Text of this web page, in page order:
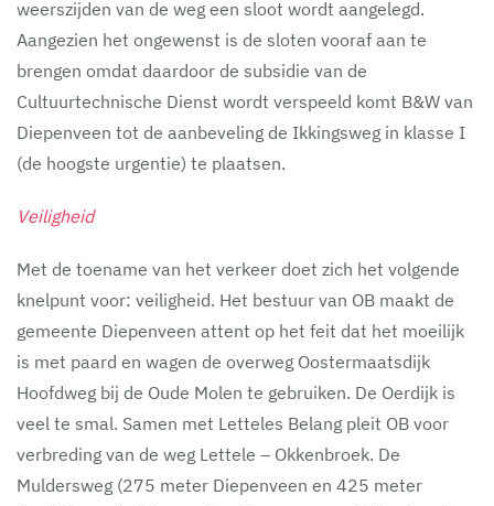
weerszijden van de weg een sloot wordt aangelegd.
Aangezien het ongewenst is de sloten vooraf aan te
brengen omdat daardoor de subsidie van de
Cultuurtechnische Dienst wordt verspeeld komt B&W van
Diepenveen tot de aanbeveling de Ikkingsweg in klasse I
(de hoogste urgentie) te plaatsen.
Veiligheid
Met de toename van het verkeer doet zich het volgende
knelpunt voor: veiligheid. Het bestuur van OB maakt de
gemeente Diepenveen attent op het feit dat het moeilijk
is met paard en wagen de overweg Oostermaatsdijk
Hoofdweg bij de Oude Molen te gebruiken. De Oerdijk is
veel te smal. Samen met Letteles Belang pleit OB voor
verbreding van de weg Lettele – Okkenbroek. De
Muldersweg (275 meter Diepenveen en 425 meter